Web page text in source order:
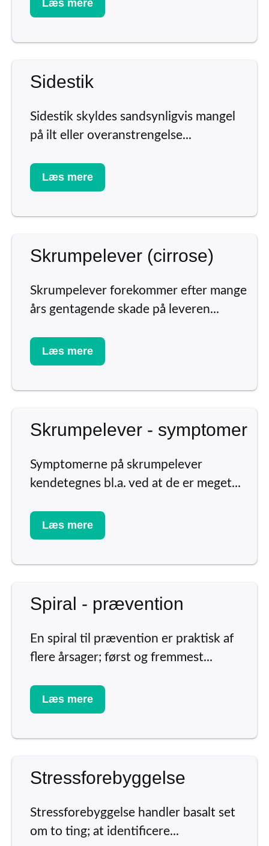
Læs mere
Sidestik
Sidestik skyldes sandsynligvis mangel
på ilt eller overanstrengelse...
Læs mere
Skrumpelever (cirrose)
Skrumpelever forekommer efter mange
års gentagende skade på leveren...
Læs mere
Skrumpelever - symptomer
Symptomerne på skrumpelever
kendetegnes bl.a. ved at de er meget...
Læs mere
Spiral - prævention
En spiral til prævention er praktisk af
flere årsager; først og fremmest...
Læs mere
Stressforebyggelse
Stressforebyggelse handler basalt set
om to ting; at identificere...